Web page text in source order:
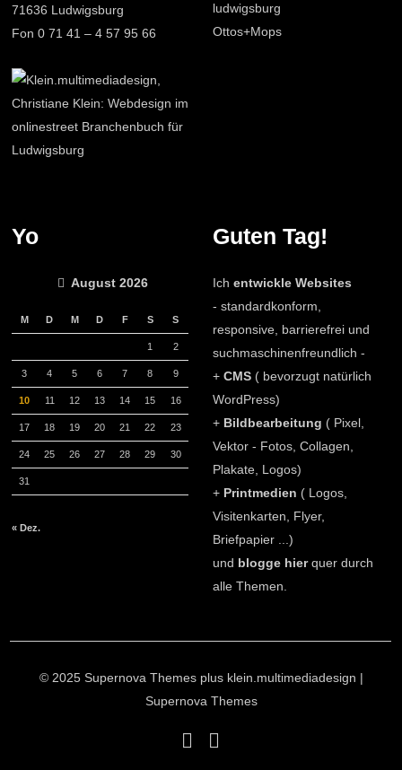
71636 Ludwigsburg
Fon 0 71 41 – 4 57 95 66
ludwigsburg
Ottos+Mops
Yo
August 2026
M D M D F S S
1 2
3 4 5 6 7 8 9
10 11 12 13 14 15 16
17 18 19 20 21 22 23
24 25 26 27 28 29 30
31
« Dez.
Guten Tag!
Ich entwickle Websites
- standardkonform,
responsive, barrierefrei und
suchmaschinenfreundlich -
+CMS ( bevorzugt natürlich
WordPress)
+ Bildbearbeitung ( Pixel,
Vektor - Fotos, Collagen,
Plakate, Logos)
+ Printmedien ( Logos,
Visitenkarten, Flyer,
Briefpapier ...)
und blogge hierquer durch
alle Themen.
© 2025 Supernova Themes plus klein.multimediadesign |
Supernova Themes